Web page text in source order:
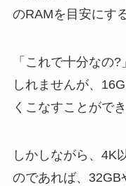
のRAMを目安にす
「これで十分なの
しれませんが、
くこなすことができ
しかしながら、4K
のであれば、32GB